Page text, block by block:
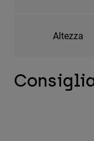
Altezza